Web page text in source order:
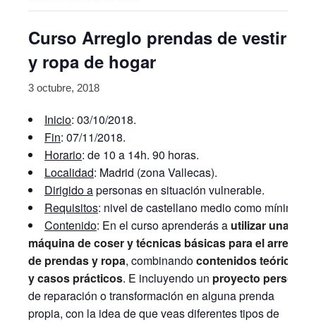
Curso Arreglo prendas de vestir
y ropa de hogar
3 octubre, 2018
Inicio: 03/10/2018.
Fin: 07/11/2018.
Horario: de 10 a 14h. 90 horas.
Localidad: Madrid (zona Vallecas).
Dirigido apersonas en situación vulnerable.
Requisitos: nivel de castellano medio como mínimo.
Contenido: En el curso aprenderás a utilizar una
máquina de coser y técnicas básicas para el arreglo
de prendas y ropa, combinandocontenidos teóricos
y casos prácticos. E incluyendo un proyecto personal
de reparación o transformación en alguna prenda
propia, con la idea de que veas diferentes tipos de